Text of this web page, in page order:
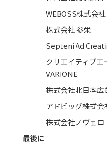
WEBOSS株式会社
株式会社 参栄
Septeni Ad
クリエイティブ
VARIONE
株式会社北日本広
アドビッグ株式会
株式会社ノヴェロ
最後に